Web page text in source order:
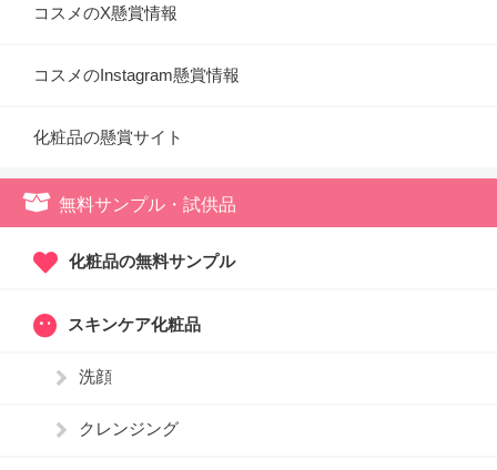
コスメのX懸賞情報
コスメのInstagram懸賞情報
化粧品の懸賞サイト
無料サンプル・試供品
化粧品の無料サンプル
スキンケア化粧品
洗顔
クレンジング